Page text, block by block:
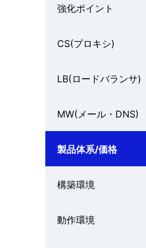
示
カ
ル
ビ
ー
シ
強化ポイント
CS(プロキシ)
LB(ロードバランサ)
MW(メール・DNS)
製品体系/価格
構築環境
動作環境